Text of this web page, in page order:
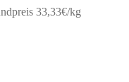
33,33€/kg